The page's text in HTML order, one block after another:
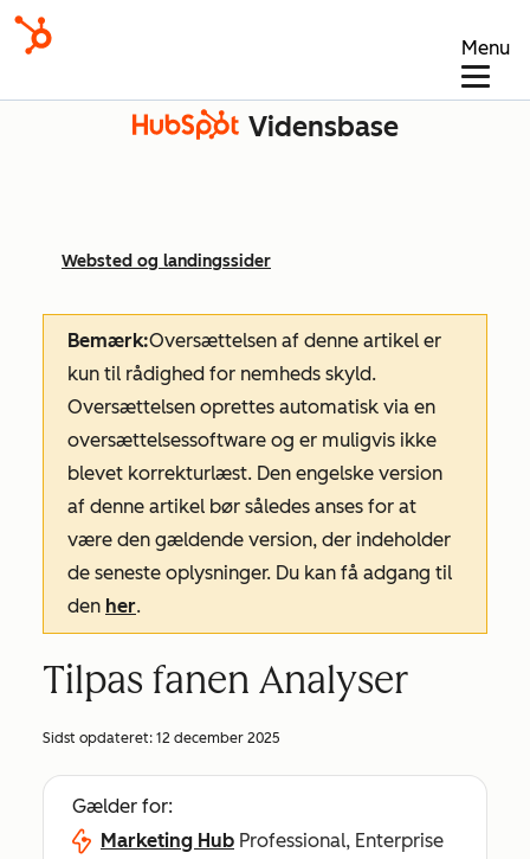
Menu
Vidensbase
Websted og landingssider
Bemærk:Oversættelsen af denne artikel er
kun til rådighed for nemheds skyld.
Oversættelsen oprettes automatisk via en
oversættelsessoftware og er muligvis ikke
blevet korrekturlæst. Den engelske version
af denne artikel bør således anses for at
være den gældende version, der indeholder
de seneste oplysninger. Du kan få adgang til
den her.
Tilpas fanen Analyser
Sidst opdateret: 12 december 2025
Gælder for:
Marketing Hub Professional, Enterprise